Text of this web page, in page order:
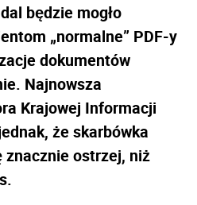
będzie mogło
„normalne” PDF-y
dokumentów
Najnowsza
Krajowej Informacji
że skarbówka
ostrzej, niż